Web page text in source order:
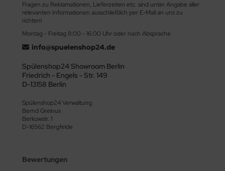
Fragen zu Reklamationen, Lieferzeiten etc. sind unter Angabe aller
relevanten Informationen ausschließlich per E-Mail an uns zu
richten!
Montag - Freitag 8:00 - 16:00 Uhr oder nach Absprache
info@spuelenshop24.de
Spülenshop24 Showroom Berlin
Friedrich - Engels - Str. 149
D-13158 Berlin
Spülenshop24 Verwaltung
Bernd Greinus
Berkowstr. 1
D-16562 Bergfelde
Bewertungen